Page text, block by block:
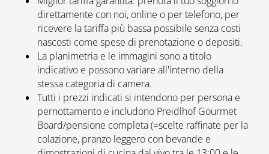
direttamente con noi, online o per telefono, per
ricevere la tariffa più bassa possibile senza costi
nascosti come spese di prenotazione o depositi.
La planimetria e le immagini sono a titolo
indicativo e possono variare all'interno della
stessa categoria di camera.
Tutti i prezzi indicati si intendono per persona e
pernottamento e includono Preidlhof Gourmet
Board/pensione completa (=scelte raffinate per la
colazione, pranzo leggero con bevande e